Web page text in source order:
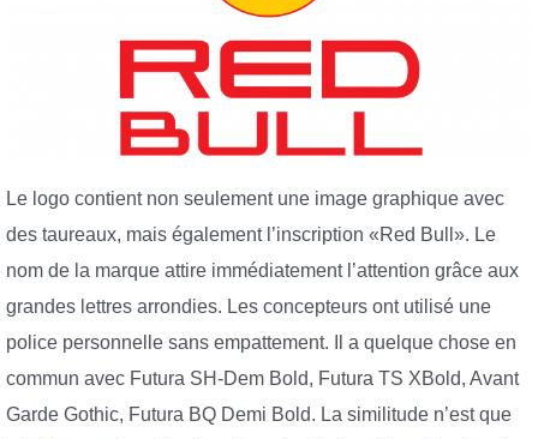
Le logo contient non seulement une image graphique avec
des taureaux, mais également l’inscription «Red Bull». Le
nom de la marque attire immédiatement l’attention grâce aux
grandes lettres arrondies. Les concepteurs ont utilisé une
police personnelle sans empattement. Il a quelque chose en
commun avec Futura SH-Dem Bold, Futura TS XBold, Avant
Garde Gothic, Futura BQ Demi Bold. La similitude n’est que